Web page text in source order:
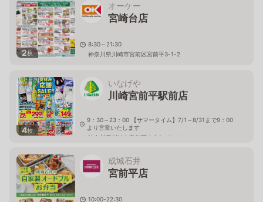
2枚
オーケー
宮崎台店
8:30～21:30
神奈川県川崎市宮前区宮前平3-1-2
4枚
いなげや
川崎宮前平駅前店
9：30～23：00 【サマータイム】7/1～8/31まで9：00
より営業いたします
神奈川県川崎市宮前区小台2－2－1
成城石井
宮前平店
10:00-22:30